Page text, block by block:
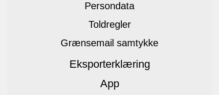
Persondata
Toldregler
Grænsemail samtykke
Eksporterklæring
App